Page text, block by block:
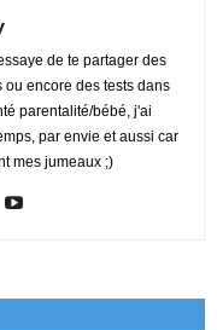
de te partager des
encore des tests dans
parentalité/bébé, j'ai
par envie et aussi car
mes jumeaux ;)